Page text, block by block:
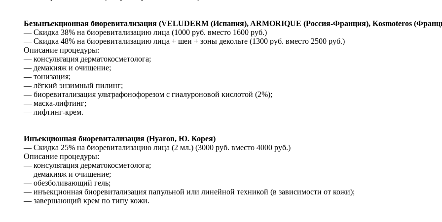
Безынъекционная биоревитализация (VELUDERM (Испания), ARMORIQUE (Россия-Франция), Kosmoteros
— Скидка 38% на биоревитализацию лица (1000 руб. вместо 1600 руб.)
— Скидка 48% на биоревитализацию лица + шеи + зоны декольте (1300 руб. вместо 2500 руб.)
Описание процедуры:
— консультация дерматокосметолога;
— демакияж и очищение;
— тонизация;
— лёгкий энзимный пилинг;
— биоревитализация ультрафонофорезом с гиалуроновой кислотой (2%);
— маска-лифтинг;
— лифтинг-крем.
Инъекционная биоревитализация (Hyaron, Ю. Корея)
— Скидка 25% на биоревитализацию лица (2 мл.) (3000 руб. вместо 4000 руб.)
Описание процедуры:
— консультация дерматокосметолога;
— демакияж и очищение;
— обезболивающий гель;
— инъекционная биоревитализация папульной или линейной техникой (в зависимости от кожи);
— завершающий крем по типу кожи.